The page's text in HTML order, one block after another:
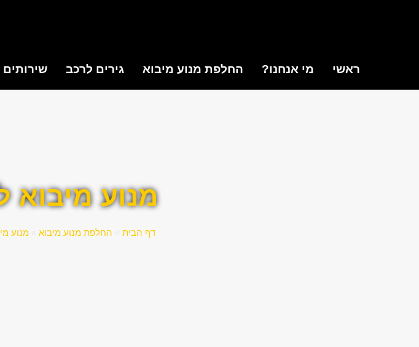
ראשי מי אנחנו? החלפת מנוע מיבוא גירים לרכב שירותים
מנוע מיבוא
דף הבית החלפת מנוע מיבוא »מנוע